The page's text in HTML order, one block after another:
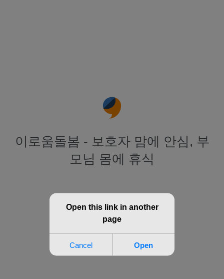
이로움돌봄 - 보호자 맘에 안심, 부
모님 몸에 휴식